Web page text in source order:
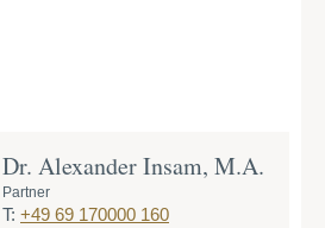
Dr. Alexander Insam, M.A.
Partner
T: +49 69 170000 160